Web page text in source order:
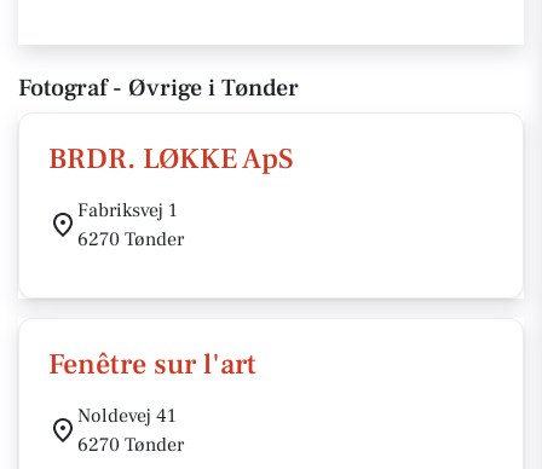
Fotograf - Øvrige i Tønder
BRDR. LØKKE ApS
Fabriksvej 1
6270 Tønder
Fenêtre sur l'art
Noldevej 41
6270 Tønder